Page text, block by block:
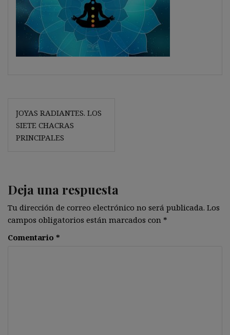
Navegación
de
entradas
JOYAS RADIANTES. LOS
SIETE CHACRAS
PRINCIPALES
Deja una respuesta
Tu dirección de correo electrónico no será publicada. Los
campos obligatorios están marcados con *
Comentario *